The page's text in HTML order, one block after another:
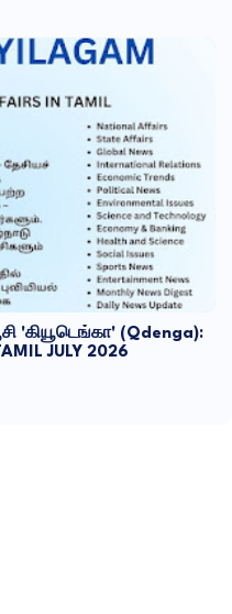
'கியூடெங்கா' (Qdenga):
JULY 2026